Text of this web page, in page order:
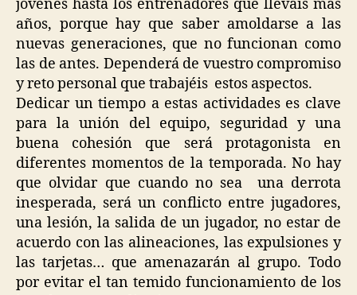
jóvenes hasta los entrenadores que lleváis más
años, porque hay que saber amoldarse a las
nuevas generaciones, que no funcionan como
las de antes. Dependerá de vuestro compromiso
y reto personal que trabajéis estos aspectos.
Dedicar un tiempo a estas actividades es clave
para la unión del equipo, seguridad y una
buena cohesión que será protagonista en
diferentes momentos de la temporada. No hay
que olvidar que cuando no sea una derrota
inesperada, será un conflicto entre jugadores,
una lesión, la salida de un jugador, no estar de
acuerdo con las alineaciones, las expulsiones y
las tarjetas… que amenazarán al grupo. Todo
por evitar el tan temido funcionamiento de los